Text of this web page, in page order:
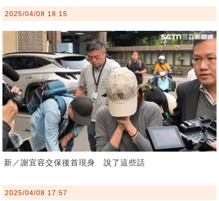
2025/04/08 18:15
新／謝宜容交保後首現身 說了這些話
2025/04/08 17:57